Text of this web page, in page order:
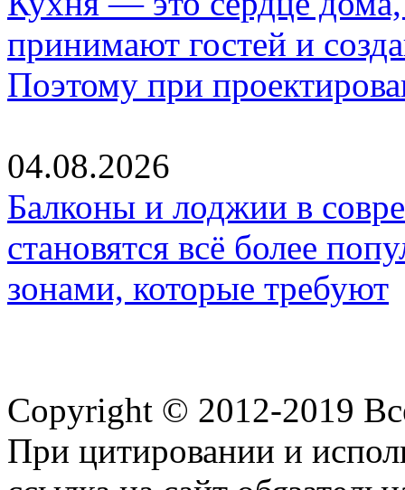
принимают гостей и
Поэтому при
04.08.2026
Балконы и лоджии в
становятся всё более
зонами, которые требуют
Copyright © 2012-2019
При цитировании и